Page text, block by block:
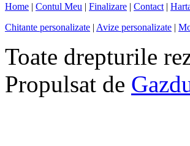
Home | Contul Meu | Finalizare | Contact |
Chitante personalizate | Avize personalizate |
Toate drepturile
Propulsat de